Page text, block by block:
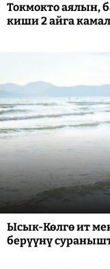
Токмокто аялын,
киши 2 айга
Ысык-Көлгө ит
берүүнү